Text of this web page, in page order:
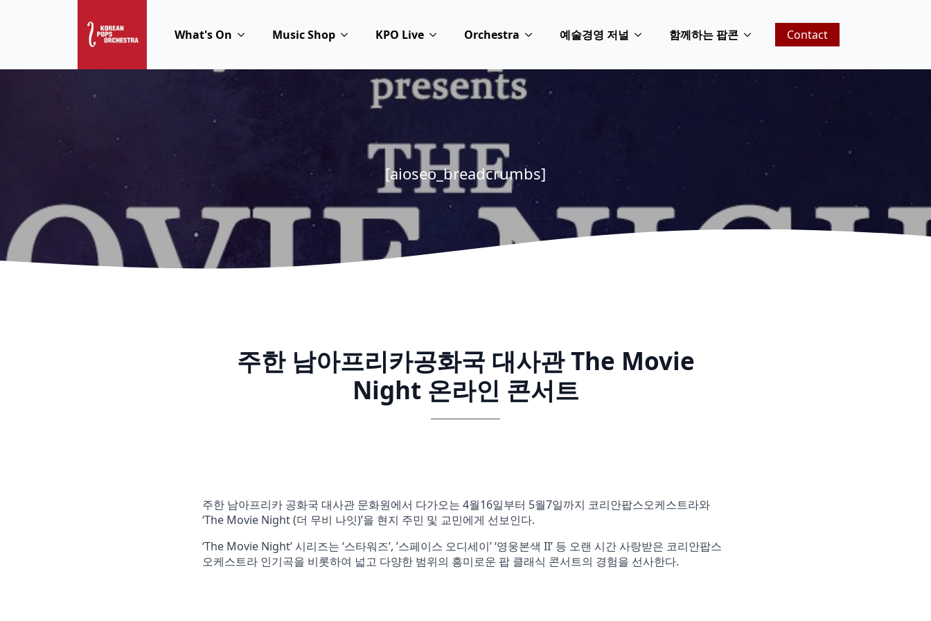
What's On Music Shop KPO Live Orchestra 예술경영 저널 함께하는 팝콘 Contact
[aioseo_breadcrumbs]
주한 남아프리카공화국 대사관 The Movie
Night 온라인 콘서트
주한 남아프리카 공화국 대사관 문화원에서 다가오는 4월16일부터 5월7일까지 코리안팝스오케스트라와
‘The Movie Night (더 무비 나잇)’을 현지 주민 및 교민에게 선보인다.
‘The Movie Night’ 시리즈는 ‘스타워즈’, ’스페이스 오디세이’ ‘영웅본색 II’ 등 오랜 시간 사랑받은 코리안팝스
오케스트라 인기곡을 비롯하여 넓고 다양한 범위의 흥미로운 팝 클래식 콘서트의 경험을 선사한다.